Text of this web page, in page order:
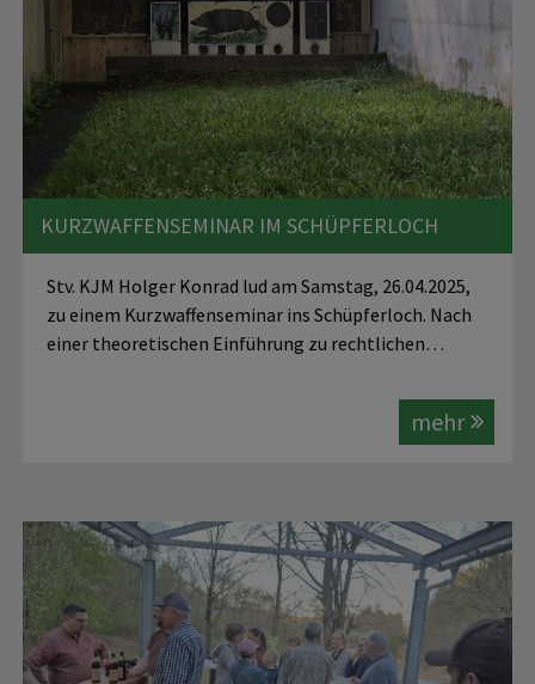
KURZWAFFENSEMINAR IM SCHÜPFERLOCH
Stv. KJM Holger Konrad lud am Samstag, 26.04.2025,
zu einem Kurzwaffenseminar ins Schüpferloch. Nach
einer theoretischen Einführung zu rechtlichen…
mehr